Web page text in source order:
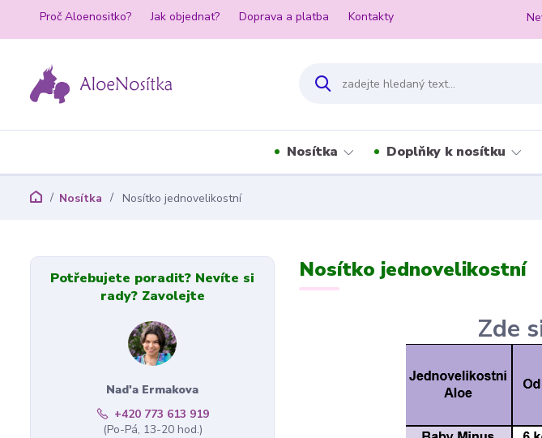
Proč Aloenositko? Jak objednat? Doprava a platba Kontakty
Nosítka Doplňky k nosítku
Nosítka Nosítko jednovelikostní
Nosítko jednovelikostní
Zde
Potřebujete poradit? Nevíte si
rady? Zavolejte
Nad'a Ermakova
+420 773 613 919
(Po-Pá, 13-20 hod.)